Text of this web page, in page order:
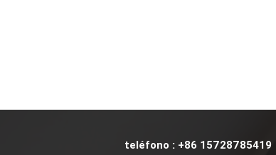
teléfono : +86 15728785419